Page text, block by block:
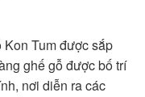
Tum được sắp
ghế gỗ được bố trí
nơi diễn ra các